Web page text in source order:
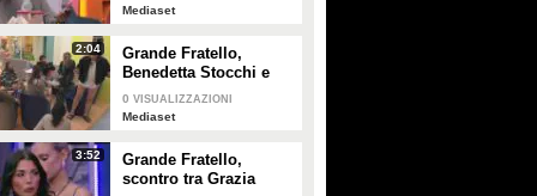
Mediaset
2:04
Grande Fratello,
Benedetta Stocchi e
Francesca Carrara:
discussione in camera
0 VISUALIZZAZIONI
Mediaset
3:52
Grande Fratello,
scontro tra Grazia